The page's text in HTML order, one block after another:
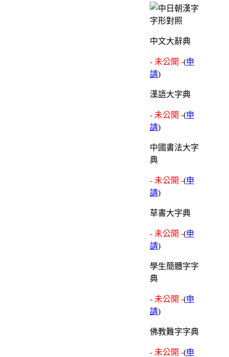
中文大辭典
- 未公開 -(申
請)
漢語大字典
- 未公開 -(申
請)
中國書法大字
典
- 未公開 -(申
請)
草書大字典
- 未公開 -(申
請)
學生簡體字字
典
- 未公開 -(申
請)
佛教難字字典
- 未公開 -(申